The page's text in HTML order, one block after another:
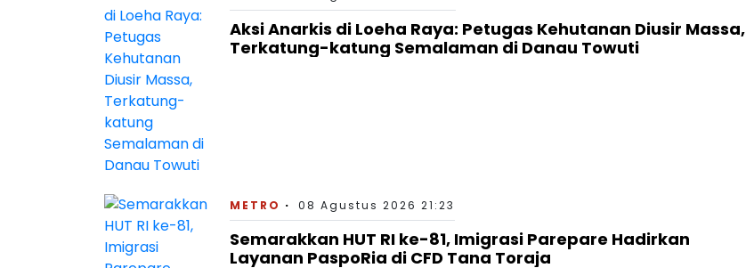
Aksi Anarkis di Loeha Raya: Petugas Kehutanan Diusir Massa,
Terkatung-katung Semalaman di Danau Towuti
METRO 08 Agustus 2026 21:23
Semarakkan HUT RI ke-81, Imigrasi Parepare Hadirkan
Layanan PaspoRia di CFD Tana Toraja